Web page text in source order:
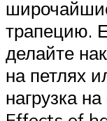
трапецию.
делайте
на петлях
нагрузка